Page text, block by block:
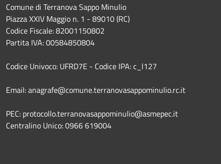
Comune di Terranova Sappo Minulio
Piazza XXIV Maggio n. 1 - 89010 (RC)
Codice Fiscale: 82001150802
Partita IVA: 00584850804
Codice Univoco: UFRD7E - Codice IPA: c_l127
Email: anagrafe@comune.terranovasappominulio.rc.it
PEC: protocollo.terranovasappominulio@asmepec.it
Centralino Unico: 0966 619004